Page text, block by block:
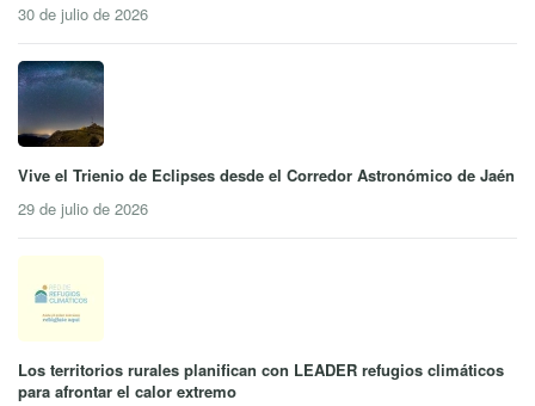
30 de julio de 2026
Vive el Trienio de Eclipses desde el Corredor Astronómico de Jaén
29 de julio de 2026
Los territorios rurales planifican con LEADER refugios climáticos
para afrontar el calor extremo